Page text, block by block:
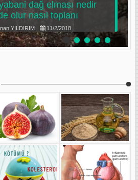
dağ elması nedir
olur nasıl toplanı
YILDIRIM 11/2/2018